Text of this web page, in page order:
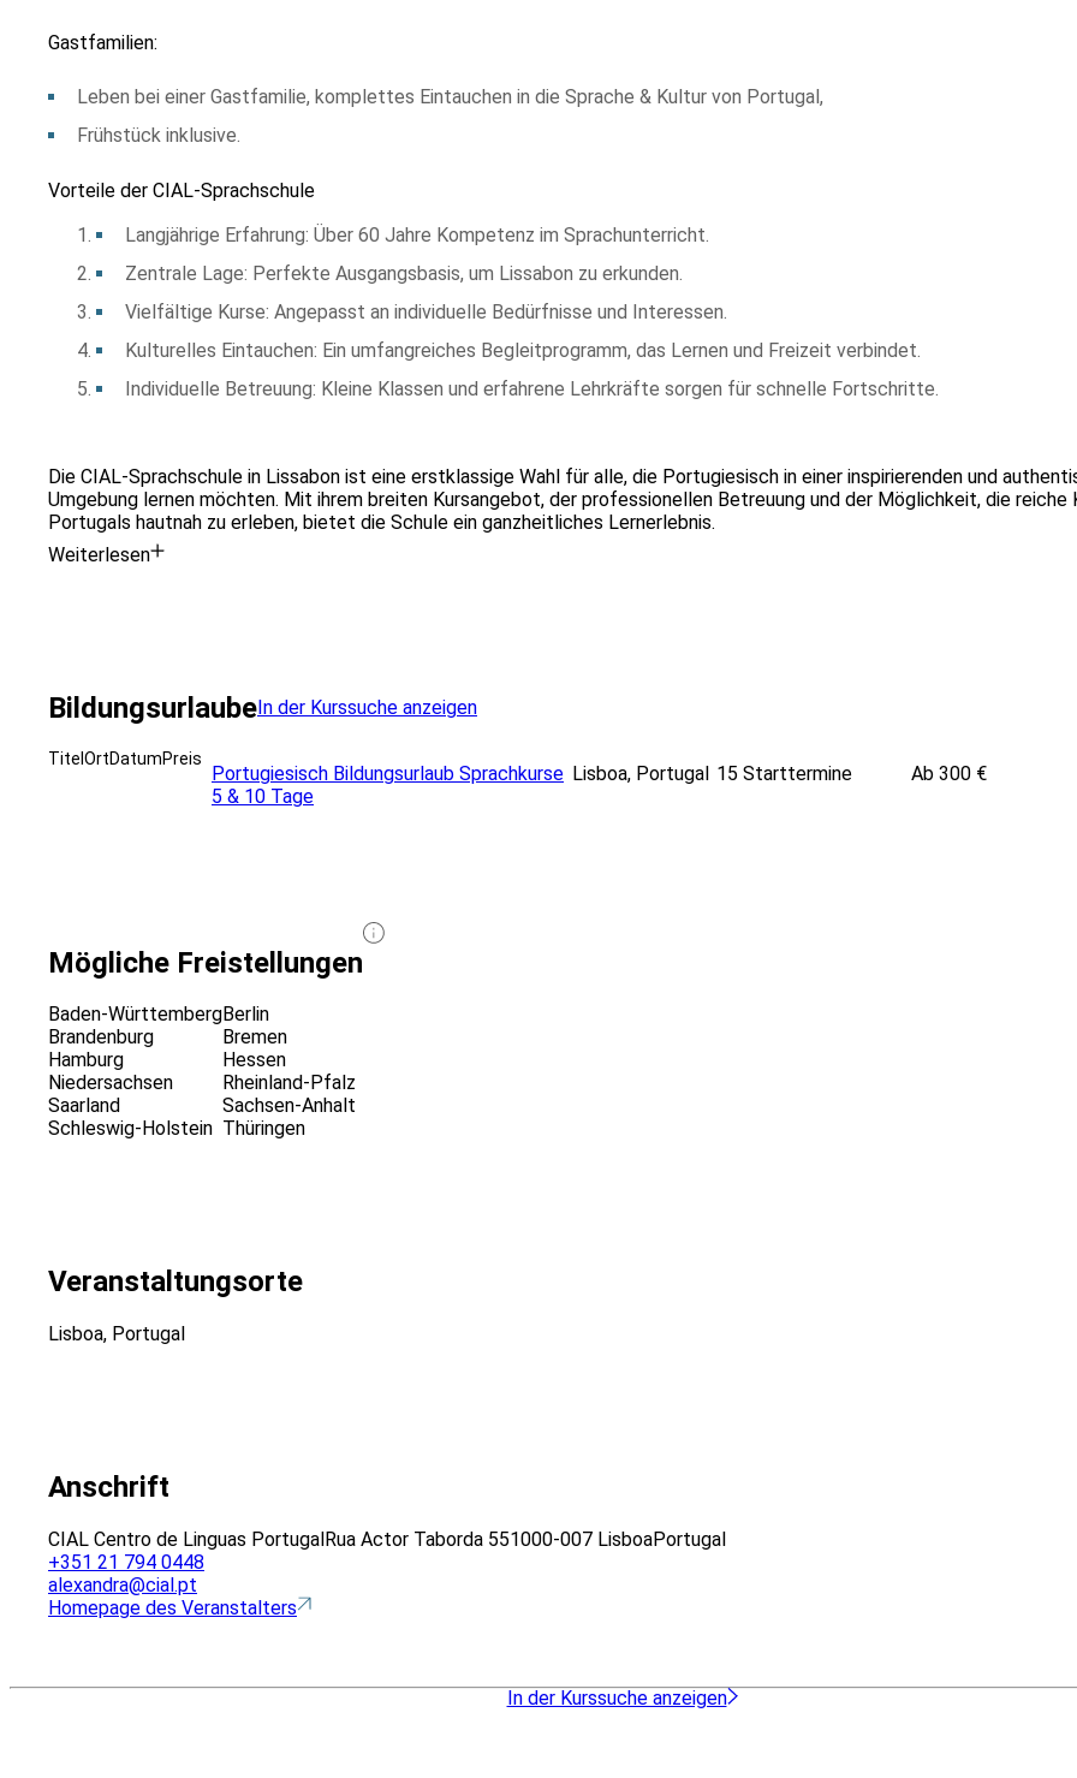
Gastfamilien:
Leben bei einer Gastfamilie, komplettes Eintauchen in die Sprache & Kultur von Portugal,
Frühstück inklusive.
Vorteile der CIAL-Sprachschule
Langjährige Erfahrung: Über 60 Jahre Kompetenz im Sprachunterricht.
Zentrale Lage: Perfekte Ausgangsbasis, um Lissabon zu erkunden.
Vielfältige Kurse: Angepasst an individuelle Bedürfnisse und Interessen.
Kulturelles Eintauchen: Ein umfangreiches Begleitprogramm, das Lernen und Freizeit verbindet.
Individuelle Betreuung: Kleine Klassen und erfahrene Lehrkräfte sorgen für schnelle Fortschritte.
Die CIAL-Sprachschule in Lissabon ist eine erstklassige Wahl für alle, die Portugiesisch in einer inspirierenden und
Umgebung lernen möchten. Mit ihrem breiten Kursangebot, der professionellen Betreuung und der Möglichkeit, die reiche
Portugals hautnah zu erleben, bietet die Schule ein ganzheitliches Lernerlebnis.
Weiterlesen
Bildungsurlaube In der Kurssuche anzeigen
Titel OrtDatumPreis
Portugiesisch Bildungsurlaub Sprachkurse
5 & 10 Tage
Lisboa, Portugal 15 Starttermine Ab 300 €
Mögliche Freistellungen
Baden-Württemberg
Brandenburg
Hamburg
Niedersachsen
Saarland
Schleswig-Holstein
Berlin
Bremen
Hessen
Rheinland-Pfalz
Sachsen-Anhalt
Thüringen
Veranstaltungsorte
Lisboa, Portugal
Anschrift
CIAL Centro de Linguas PortugalRua Actor Taborda 551000-007 LisboaPortugal
+351 21 794 0448
alexandra@cial.pt
Homepage des Veranstalters
In der Kurssuche anzeigen